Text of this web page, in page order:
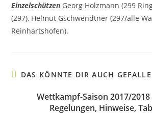
Einzelschützen Georg Holzmann (299
(297), Helmut Gschwendtner (297/alle
Reinhartshofen).
DAS KÖNNTE DIR AUCH
Wettkampf-Saison 2017/2018
Regelungen, Hinweise,